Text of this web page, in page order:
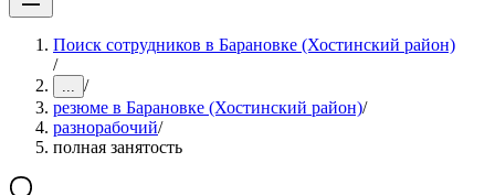
Поиск сотрудников в Барановке (Хостинский район)
/
... /
резюме в Барановке (Хостинский район)/
разнорабочий/
полная занятость